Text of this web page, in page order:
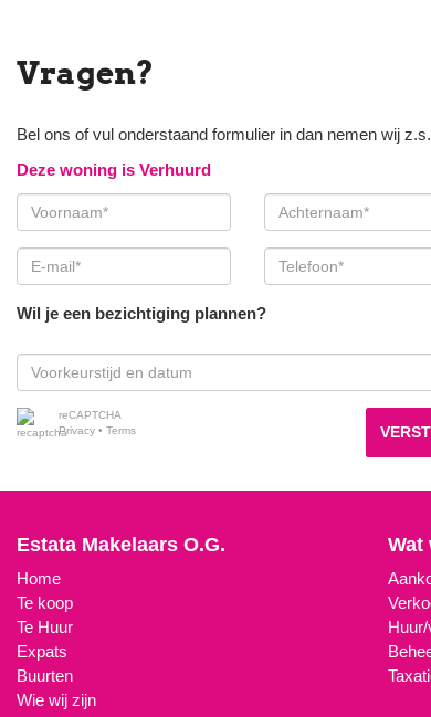
Vragen?
Bel ons of vul onderstaand formulier in dan nemen wij
Deze woning is Verhuurd
Wil je een bezichtiging plannen?
reCAPTCHA
Privacy • Terms
Estata Makelaars O.G.
Home
Te koop
Te Huur
Expats
Buurten
Wie wij zijn
Wat